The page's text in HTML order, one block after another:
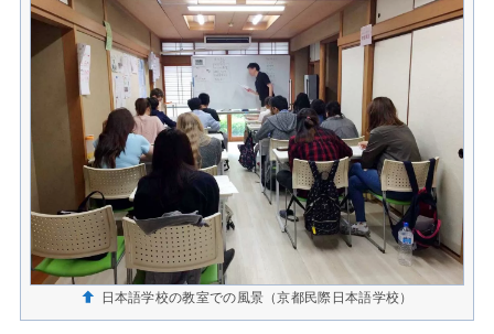
日本語学校の教室での風景（京都民際日本語学校）